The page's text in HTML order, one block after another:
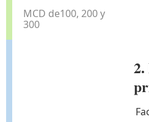
MCD de100, 200 y
300